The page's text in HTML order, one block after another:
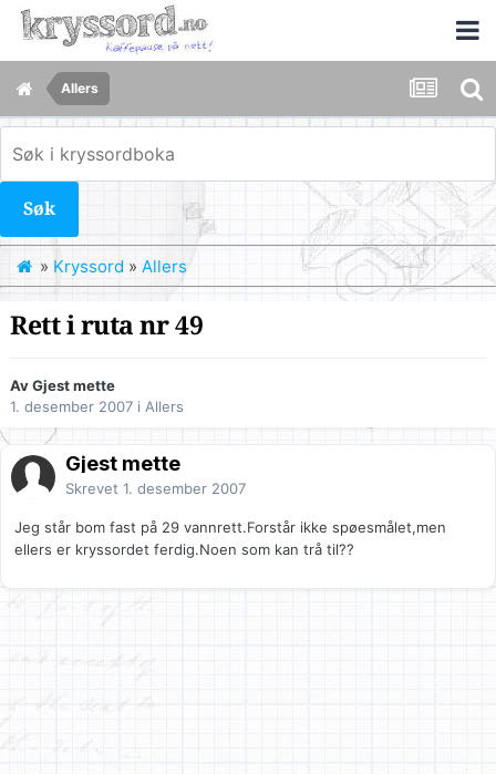
Allers
Søk
» Kryssord » Allers
Rett i ruta nr 49
Av Gjest mette
1. desember 2007 i Allers
Gjest mette
Skrevet 1. desember 2007
Jeg står bom fast på 29 vannrett.Forstår ikke spøesmålet,men
ellers er kryssordet ferdig.Noen som kan trå til??